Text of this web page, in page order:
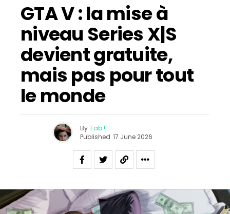
GTA V : la mise à
niveau Series X|S
devient gratuite,
mais pas pour tout
le monde
By Fab !
Published 17 June 2026